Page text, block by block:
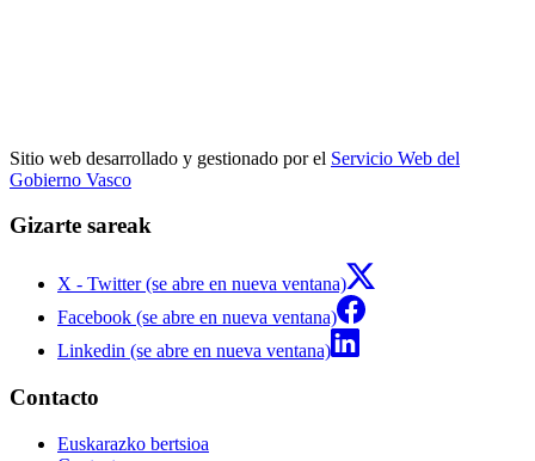
Sitio web desarrollado y gestionado por el Servicio Web del
Gobierno Vasco
Gizarte sareak
X - Twitter (se abre en nueva ventana)
Facebook (se abre en nueva ventana)
Linkedin (se abre en nueva ventana)
Contacto
Euskarazko bertsioa